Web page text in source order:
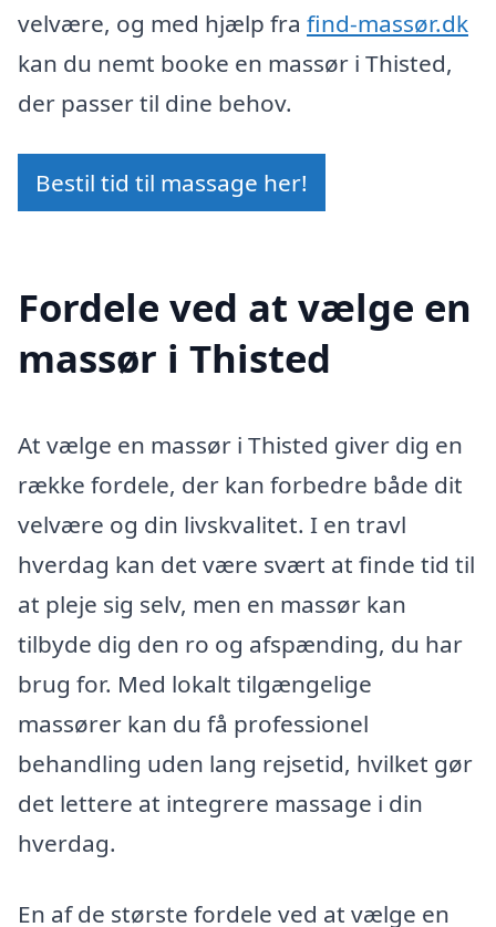
velvære, og med hjælp fra find-massør.dk
kan du nemt booke en massør i Thisted,
der passer til dine behov.
Bestil tid til massage her!
Fordele ved at vælge en
massør i Thisted
At vælge en massør i Thisted giver dig en
række fordele, der kan forbedre både dit
velvære og din livskvalitet. I en travl
hverdag kan det være svært at finde tid til
at pleje sig selv, men en massør kan
tilbyde dig den ro og afspænding, du har
brug for. Med lokalt tilgængelige
massører kan du få professionel
behandling uden lang rejsetid, hvilket gør
det lettere at integrere massage i din
hverdag.
En af de største fordele ved at vælge en